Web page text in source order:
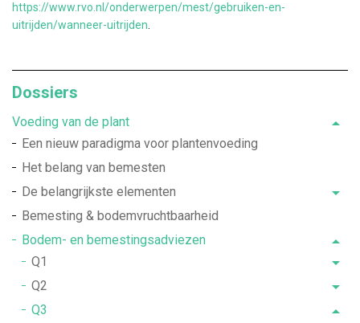
https://www.rvo.nl/onderwerpen/mest/gebruiken-en-
uitrijden/wanneer-uitrijden
Dossiers
Voeding van de plant
Een nieuw paradigma voor plantenvoeding
Het belang van bemesten
De belangrijkste elementen
Bemesting & bodemvruchtbaarheid
Bodem- en bemestingsadviezen
Q1
Q2
Q3